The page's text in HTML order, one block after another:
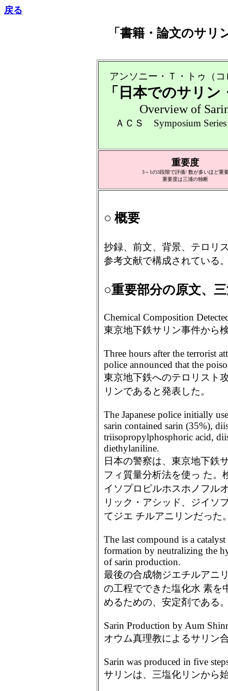
戻る
「書籍・論文のサリ
アンソニー・Ｔ・トゥ （
「日本でのサリ
Overview of
ＡＣＳ Symposium
重要度
3～1の3段階で評価/ 数が多いほど重
重要度は三浦の独断
○ 概要
抄録、前文、背景、テロリ
参考文献で構成されている
○重要部分の原文、
Chemical Composition
東京地下鉄サリン事件から
Three hours after the terrorist
police announced that the
東京地下鉄へのテロリスト
リンであると発表した。
The Japanese police initially
sarin contained sarin (35%),
triisopropylphosphoric acid,
diethylaniline.
日本の警察は、東京地下鉄
フィ質量分析法を使っ た。
イソプロピルホスホノフル
リック・アシッド、ジイソ
てジエ チルアニリンだった
The last compound is a
formation by neutralizing the
of sarin production.
最後の合成物ジエチルアニ
の工程でできた塩化水 素を
めるための、安定剤である
Sarin Production by Aum
オウム真理教によるサリン
Sarin was produced in five
サリンは、三塩化リンから